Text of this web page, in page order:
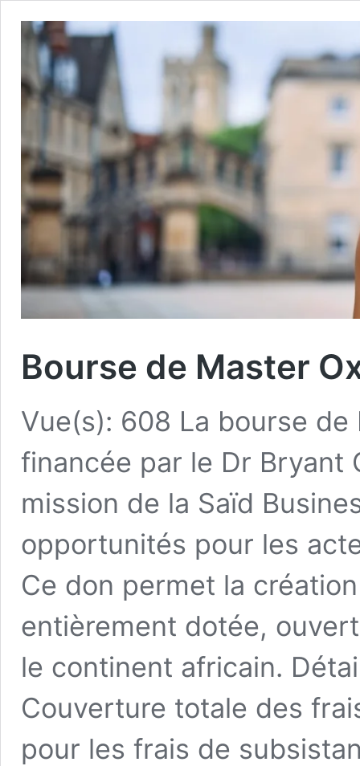
Bourse de Master
Vue(s): 608 La bourse
financée par le Dr Bryant
mission de la Saïd
opportunités pour les
Ce don permet la
entièrement dotée,
le continent africain.
Couverture totale des
pour les frais de